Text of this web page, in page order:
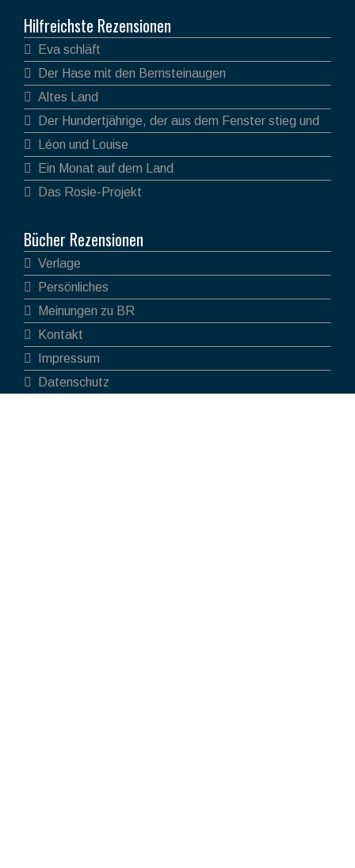
Hilfreichste Rezensionen
Eva schläft
Der Hase mit den Bernsteinaugen
Altes Land
Der Hundertjährige, der aus dem Fenster stieg und
verschwand
Léon und Louise
Ein Monat auf dem Land
Das Rosie-Projekt
Bücher Rezensionen
Verlage
Persönliches
Meinungen zu BR
Kontakt
Impressum
Datenschutz